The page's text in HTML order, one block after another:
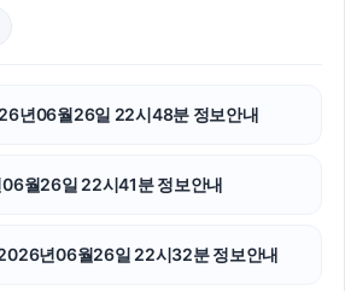
애견파양
용인상간소송변호사
년06월26일 22시48분 정보안내
월26일 22시41분 정보안내
년06월26일 22시32분 정보안내